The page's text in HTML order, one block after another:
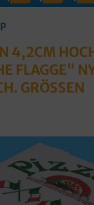
4,2CM
FLAGGE"
GRÖSSEN